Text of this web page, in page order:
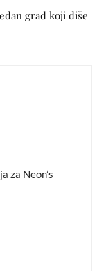
grad koji diše
za Neon’s